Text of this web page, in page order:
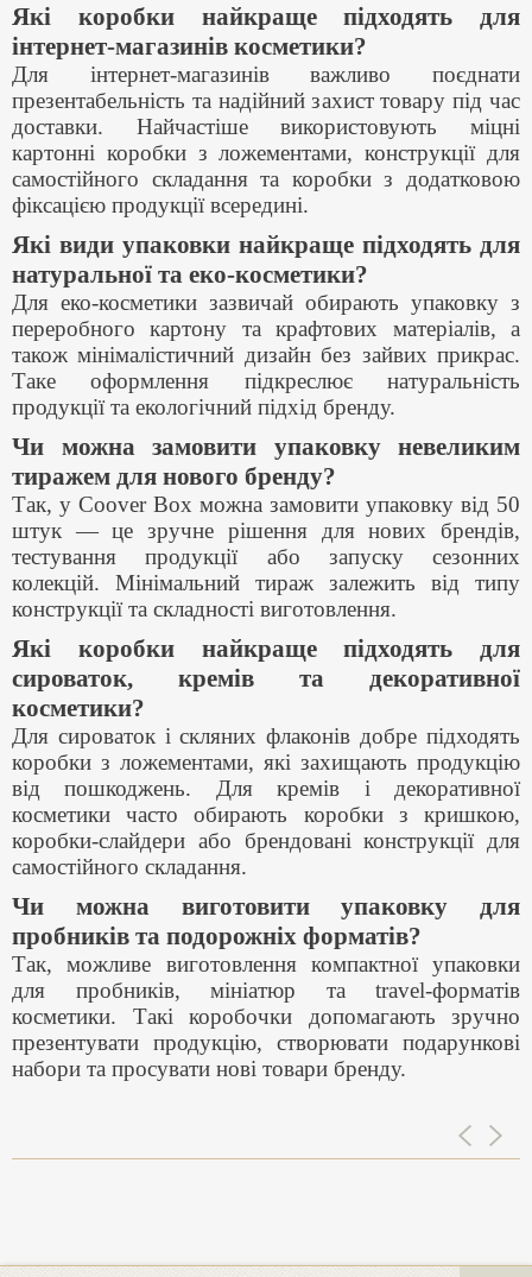
Які коробки найкраще підходять для
інтернет-магазинів косметики?
Для інтернет-магазинів важливо поєднати
презентабельність та надійний захист товару під час
доставки. Найчастіше використовують міцні
картонні коробки з ложементами, конструкції для
самостійного складання та коробки з додатковою
фіксацією продукції всередині.
Які види упаковки найкраще підходять для
натуральної та еко-косметики?
Для еко-косметики зазвичай обирають упаковку з
переробного картону та крафтових матеріалів, а
також мінімалістичний дизайн без зайвих прикрас.
Таке оформлення підкреслює натуральність
продукції та екологічний підхід бренду.
Чи можна замовити упаковку невеликим
тиражем для нового бренду?
Так, у Coover Box можна замовити упаковку від 50
штук — це зручне рішення для нових брендів,
тестування продукції або запуску сезонних
колекцій. Мінімальний тираж залежить від типу
конструкції та складності виготовлення.
Які коробки найкраще підходять для
сироваток, кремів та декоративної
косметики?
Для сироваток і скляних флаконів добре підходять
коробки з ложементами, які захищають продукцію
від пошкоджень. Для кремів і декоративної
косметики часто обирають коробки з кришкою,
коробки-слайдери або брендовані конструкції для
самостійного складання.
Чи можна виготовити упаковку для
пробників та подорожніх форматів?
Так, можливе виготовлення компактної упаковки
для пробників, мініатюр та travel-форматів
косметики. Такі коробочки допомагають зручно
презентувати продукцію, створювати подарункові
набори та просувати нові товари бренду.